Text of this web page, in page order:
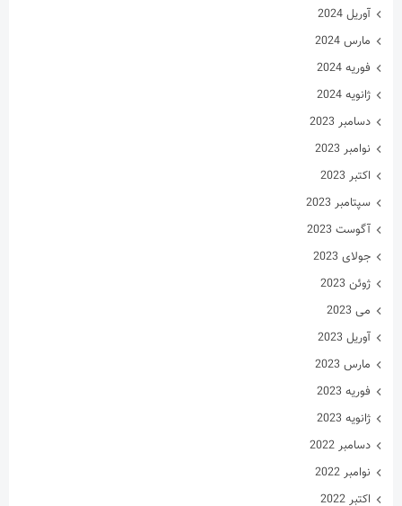
آوریل 2024
مارس 2024
فوریه 2024
ژانویه 2024
دسامبر 2023
نوامبر 2023
اکتبر 2023
سپتامبر 2023
آگوست 2023
جولای 2023
ژوئن 2023
می 2023
آوریل 2023
مارس 2023
فوریه 2023
ژانویه 2023
دسامبر 2022
نوامبر 2022
اکتبر 2022